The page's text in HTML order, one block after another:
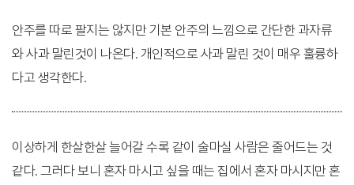
안주를 따로 팔지는 않지만 기본 안주의 느낌으로 간단한 과자류
와 사과 말린것이 나온다. 개인적으로 사과 말린 것이 매우 훌륭하
다고 생각한다.
이상하게 한살한살 늘어갈 수록 같이 술마실 사람은 줄어드는 것
같다. 그러다 보니 혼자 마시고 싶을 때는 집에서 혼자 마시지만 혼